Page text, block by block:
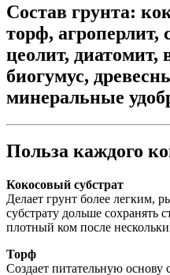
Состав грунта:
торф, агроперлит,
цеолит, диатомит,
биогумус,
минеральные
Польза каждого
Кокосовый субстрат
Делает грунт более легким,
субстрату дольше сохранять
плотный ком после
Торф
Создает питательную основу